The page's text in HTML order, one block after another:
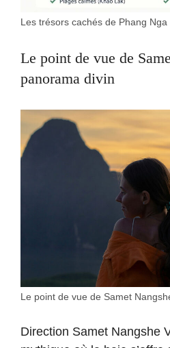
Les trésors cachés de Phang
Le point de vue de
panorama divin
Le point de vue de Samet
Direction Samet Nangshe